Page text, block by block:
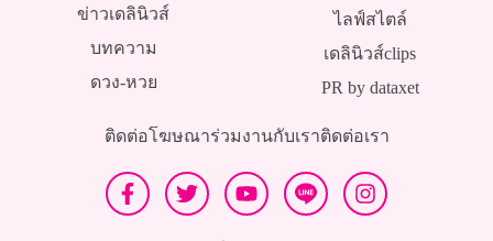
ข่าวเดลินิวส์
บทความ
ดวง-หวย
ไลฟ์สไตล์
เดลินิวส์clips
PR by dataxet
ติดต่อโฆษณาร่วมงานกับเราติดต่อเรา